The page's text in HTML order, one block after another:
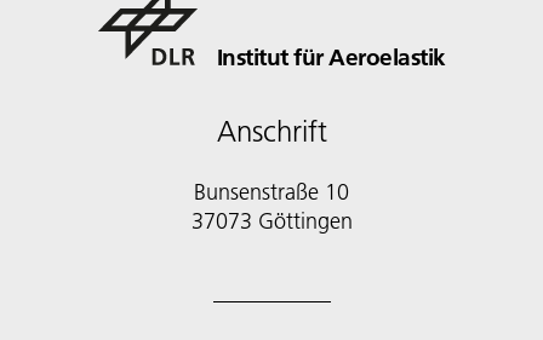
Institut für Aeroelastik
Anschrift
Bunsenstraße 10
37073 Göttingen